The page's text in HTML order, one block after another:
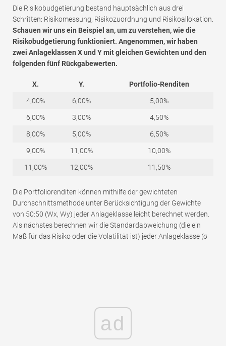
Die Risikobudgetierung bestand hauptsächlich aus drei
Schritten: Risikomessung, Risikozuordnung und Risikoallokation.
Schauen wir uns ein Beispiel an, um zu verstehen, wie die
Risikobudgetierung funktioniert. Angenommen, wir haben
zwei Anlageklassen X und Y mit gleichen Gewichten und den
folgenden fünf Rückgabewerten.
X. Y. Portfolio-Renditen
4,00% 6,00% 5,00%
6,00% 3,00% 4,50%
8,00% 5,00% 6,50%
9,00% 11,00% 10,00%
11,00% 12,00% 11,50%
Die Portfoliorenditen können mithilfe der gewichteten
Durchschnittsmethode unter Berücksichtigung der Gewichte
von 50:50 (Wx, Wy) jeder Anlageklasse leicht berechnet werden.
Als nächstes berechnen wir die Standardabweichung (die ein
Maß für das Risiko oder die Volatilität ist) jeder Anlageklasse (σ
ad